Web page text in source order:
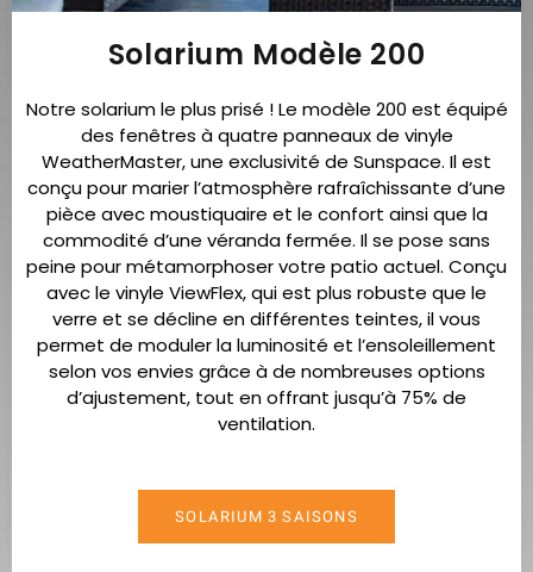
Solarium Modèle 200
Notre solarium le plus prisé ! Le modèle 200 est équipé
des fenêtres à quatre panneaux de vinyle
WeatherMaster, une exclusivité de Sunspace. Il est
conçu pour marier l’atmosphère rafraîchissante d’une
pièce avec moustiquaire et le confort ainsi que la
commodité d’une véranda fermée. Il se pose sans
peine pour métamorphoser votre patio actuel. Conçu
avec le vinyle ViewFlex, qui est plus robuste que le
verre et se décline en différentes teintes, il vous
permet de moduler la luminosité et l’ensoleillement
selon vos envies grâce à de nombreuses options
d’ajustement, tout en offrant jusqu’à 75% de
ventilation.
SOLARIUM 3 SAISONS